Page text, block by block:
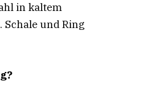
in kaltem
und Ring